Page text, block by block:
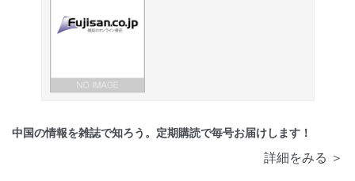
中国の情報を雑誌で知ろう。定期購読で毎号お届けします！
詳細をみる ＞